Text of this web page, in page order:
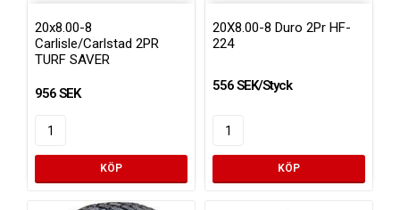
20x8.00-8
Carlisle/Carlstad 2PR
TURF SAVER
956 SEK
KÖP
20X8.00-8 Duro 2Pr HF-
224
556 SEK/Styck
KÖP